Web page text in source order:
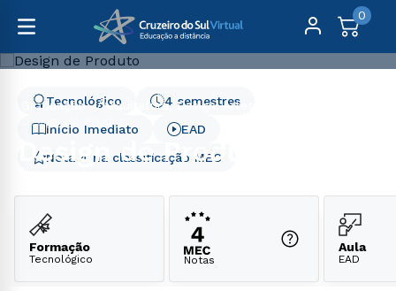
0
Graduação
Arquitetura, Design, Artes e Moda
Design de Produto
Design de Produto
Início Imediato
Nota 4 na classificação MEC
4 semestres
Tecnológico
EAD
Formação
Tecnológico Notas
Aula
EAD